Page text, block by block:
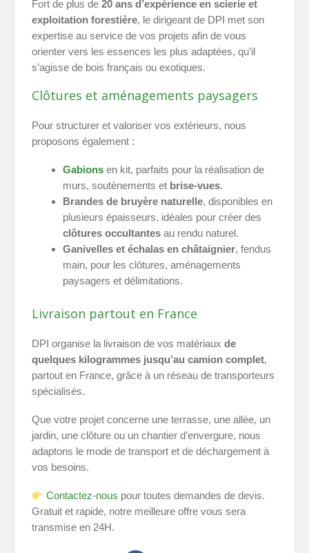
Fort de plus de 20 ans d’expérience en scierie et
exploitation forestière, le dirigeant de DPI met son
expertise au service de vos projets afin de vous
orienter vers les essences les plus adaptées, qu’il
s’agisse de bois français ou exotiques.
Clôtures et aménagements paysagers
Pour structurer et valoriser vos extérieurs, nous
proposons également :
Gabionsen kit, parfaits pour la réalisation de
murs, soutènements et brise-vues.
Brandes de bruyère naturelle, disponibles en
plusieurs épaisseurs, idéales pour créer des
clôtures occultantesau rendu naturel.
Ganivelles et échalas en châtaignier, fendus
main, pour les clôtures, aménagements
paysagers et délimitations.
Livraison partout en France
DPI organise la livraison de vos matériaux de
quelques kilogrammes jusqu’au camion complet,
partout en France, grâce à un réseau de transporteurs
spécialisés.
Que votre projet concerne une terrasse, une allée, un
jardin, une clôture ou un chantier d’envergure, nous
adaptons le mode de transport et de déchargement à
vos besoins.
Contactez-nous pour toutes demandes de devis.
Gratuit et rapide, notre meilleure offre vous sera
transmise en 24H.